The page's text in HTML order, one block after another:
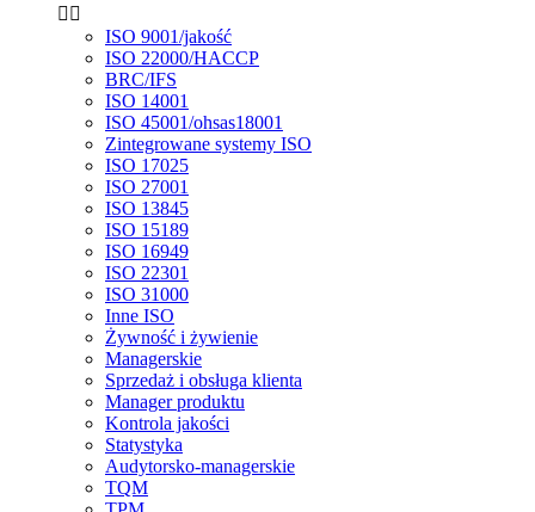
 
ISO 9001/jakość
ISO 22000/HACCP
BRC/IFS
ISO 14001
ISO 45001/ohsas18001
Zintegrowane systemy ISO
ISO 17025
ISO 27001
ISO 13845
ISO 15189
ISO 16949
ISO 22301
ISO 31000
Inne ISO
Żywność i żywienie
Managerskie
Sprzedaż i obsługa klienta
Manager produktu
Kontrola jakości
Statystyka
Audytorsko-managerskie
TQM